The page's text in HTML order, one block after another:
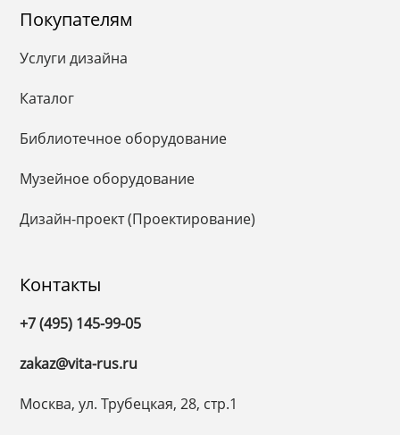
Покупателям
Услуги дизайна
Каталог
Библиотечное оборудование
Музейное оборудование
Дизайн-проект (Проектирование)
Контакты
+7 (495) 145-99-05
zakaz@vita-rus.ru
Москва, ул. Трубецкая, 28, стр.1